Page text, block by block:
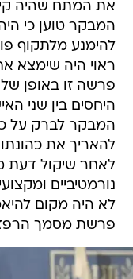
את המתח שהיה
המבקר טוען כי
להימנע מלתקוף
ראוי היה שימצא
פרשה זו באופן
היחסים בין שני
המבקר לברק על
להאריך את
לאחר שיקול דעת
נורמטיביים
לא היה מקום
פרשת מסמך